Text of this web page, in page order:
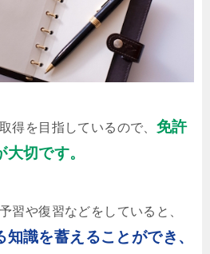
得を目指しているので、 免許
切です。
習や復習などをしていると、
識を蓄えることができ、